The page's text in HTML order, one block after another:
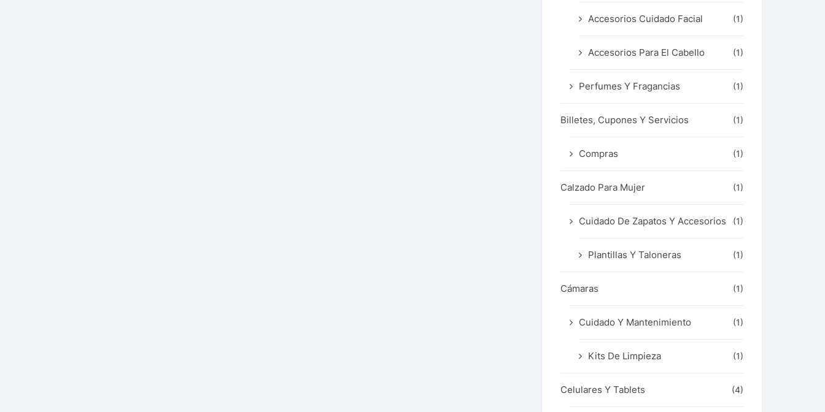
Accesorios Cuidado Facial (1)
Accesorios Para El Cabello (1)
Perfumes Y Fragancias (1)
Billetes, Cupones Y Servicios (1)
Compras (1)
Calzado Para Mujer (1)
Cuidado De Zapatos Y Accesorios (1)
Plantillas Y Taloneras (1)
Cámaras (1)
Cuidado Y Mantenimiento (1)
Kits De Limpieza (1)
Celulares Y Tablets (4)